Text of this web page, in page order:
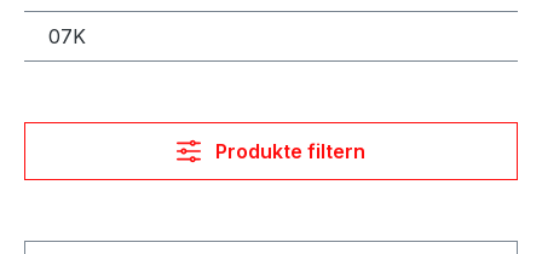
07K
Produkte filtern